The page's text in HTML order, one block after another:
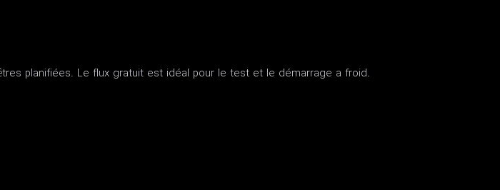
planifiées. Le flux gratuit est idéal pour le test et le démarrage a froid.